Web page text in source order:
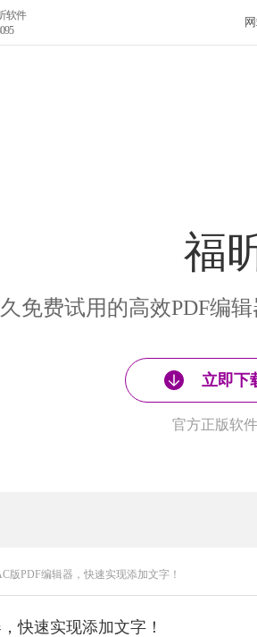
软件
福
免费试用的高效PDF编
立即下
官方正版软件
版PDF编辑器，快速实现添加文字！
快速实现添加文字！